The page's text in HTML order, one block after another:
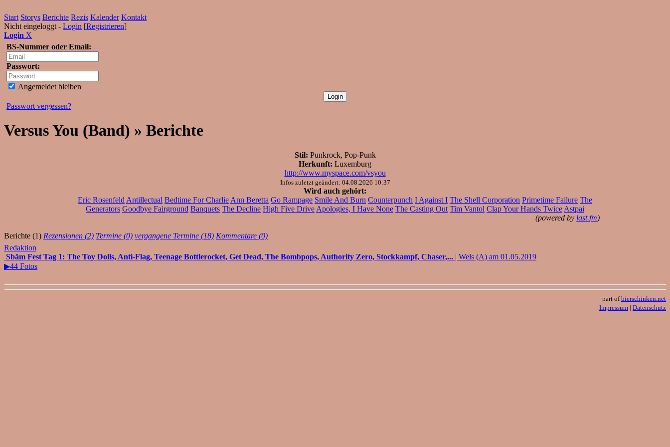
Start Storys Berichte Rezis Kalender Kontakt
Nicht eingeloggt - Login [Registrieren]
Login X
BS-Nummer oder Email:
Passwort:
Angemeldet bleiben
Passwort vergessen?
Versus You (Band) » Berichte
Stil: Punkrock, Pop-Punk
Herkunft: Luxemburg
http://www.myspace.com/vsyou
Infos zuletzt geändert: 04.08.2026 10:37
Wird auch gehört:
Eric Rosenfeld Antillectual Bedtime For Charlie Ann Beretta Go Rampage Smile And Burn Counterpunch I Against I The Shell Corporation Primetime Failure The
Generators Goodbye Fairground Banquets The Decline High Five Drive Apologies, I Have None The Casting Out Tim Vantol Clap Your Hands Twice Astpai
(powered by last.fm)
Berichte (1) Rezensionen (2) Termine (0) vergangene Termine (18) Kommentare (0)
Redaktion
Sbäm Fest Tag 1: The Toy Dolls, Anti-Flag, Teenage Bottlerocket, Get Dead, The Bombpops, Authority Zero, Stockkampf, Chaser,... | Wels (A) am 01.05.2019
▶44 Fotos
part ofbierschinken.net
Impressum | Datenschutz